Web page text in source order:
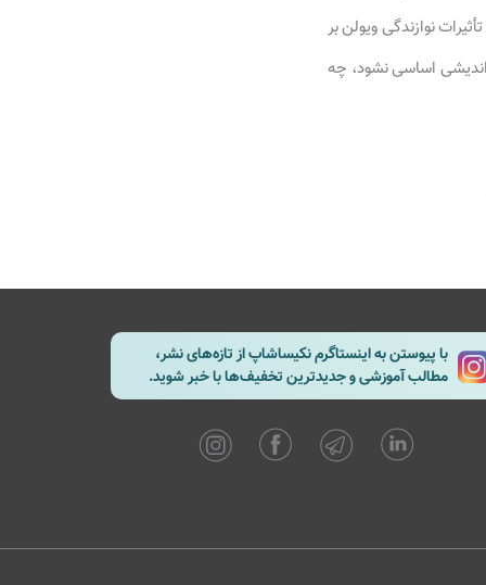
نوازندگی ویولن بر
اندیشی اساسی نشود، چه
با پیوستن به اینستاگرم نکیساشاپ از تازه‌های نشر،
مطالب آموزشی و جدیدترین تخفیف‌ها با خبر شوید.